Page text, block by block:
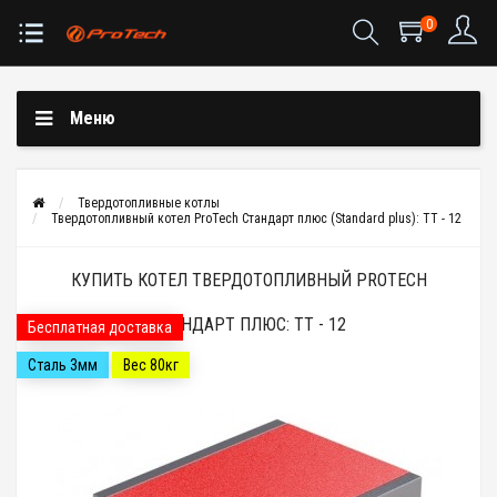
0
Меню
Твердотопливные котлы
Твердотопливный котел ProTech Стандарт плюс (Standard plus): ТТ - 12
КУПИТЬ КОТЕЛ ТВЕРДОТОПЛИВНЫЙ PROTECH
СТАНДАРТ ПЛЮС: ТТ - 12
Бесплатная доставка
Сталь 3мм Вес 80кг